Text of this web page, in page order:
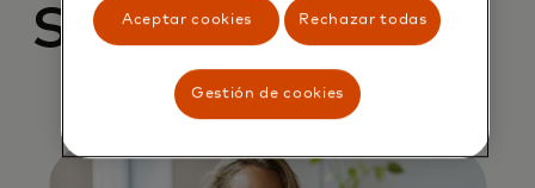
Soluciones
Aceptar cookies Rechazar todas
Gestión de cookies